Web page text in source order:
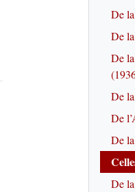
De
De
De
De
De
De
De